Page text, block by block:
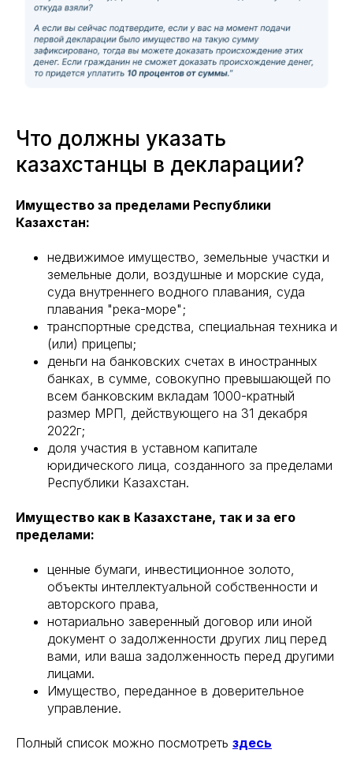
Что должны указать
казахстанцы в декларации?
Имущество за пределами Республики
Казахстан:
недвижимое имущество, земельные участки и
земельные доли, воздушные и морские суда,
суда внутреннего водного плавания, суда
плавания "река-море";
транспортные средства, специальная техника и
(или) прицепы;
деньги на банковских счетах в иностранных
банках, в сумме, совокупно превышающей по
всем банковским вкладам 1000-кратный
размер МРП, действующего на 31 декабря
2022г;
доля участия в уставном капитале
юридического лица, созданного за пределами
Республики Казахстан.
Имущество как в Казахстане, так и за его
пределами:
ценные бумаги, инвестиционное золото,
объекты интеллектуальной собственности и
авторского права,
нотариально заверенный договор или иной
документ о задолженности других лиц перед
вами, или ваша задолженность перед другими
лицами.
Имущество, переданное в доверительное
управление.
Полный список можно посмотреть здесь